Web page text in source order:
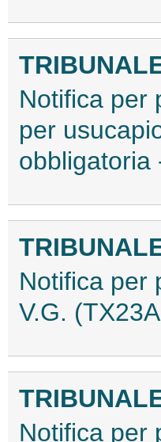
Notifica per
per
obbligatoria
Notifica per
V.G.
Notifica per